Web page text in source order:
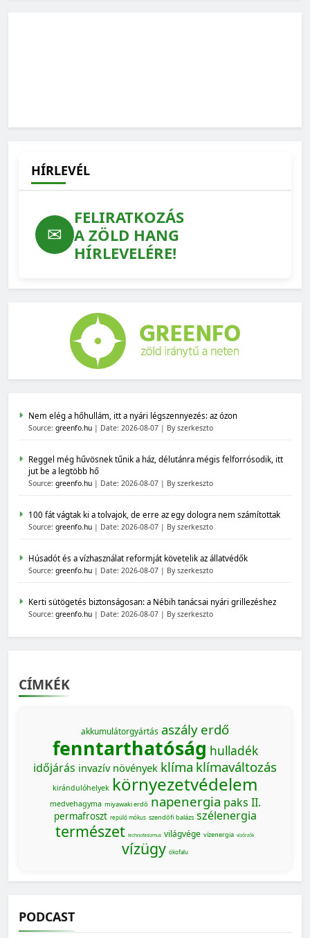
HÍRLEVÉL
✉
FELIRATKOZÁS
A ZÖLD HANG
HÍRLEVELÉRE!
Nem elég a hőhullám, itt a nyári légszennyezés: az ózon
Source: greenfo.hu Date: 2026-08-07 By szerkeszto
Reggel még hűvösnek tűnik a ház, délutánra mégis felforrósodik, itt
jut be a legtöbb hő
Source: greenfo.hu Date: 2026-08-07 By szerkeszto
100 fát vágtak ki a tolvajok, de erre az egy dologra nem számítottak
Source: greenfo.hu Date: 2026-08-07 By szerkeszto
Húsadót és a vízhasználat reformját követelik az állatvédők
Source: greenfo.hu Date: 2026-08-07 By szerkeszto
Kerti sütögetés biztonságosan: a Nébih tanácsai nyári grillezéshez
Source: greenfo.hu Date: 2026-08-07 By szerkeszto
CÍMKÉK
akkumulátorgyártás aszály erdő
fenntarthatóság hulladék
időjárás invazív növények klíma klímaváltozás
kirándulóhelyek környezetvédelem
medvehagyma miyawaki erdő napenergia paks II.
permafroszt repülő mókus szendőfi balázs szélenergia
természet technofasizmus világvége vízenergia vízőrzők
vízügy ökofalu
PODCAST